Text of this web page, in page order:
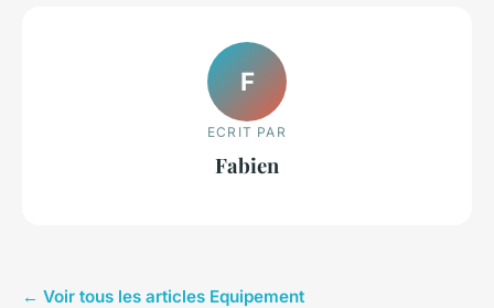
F
ECRIT PAR
Fabien
← Voir tous les articles Equipement